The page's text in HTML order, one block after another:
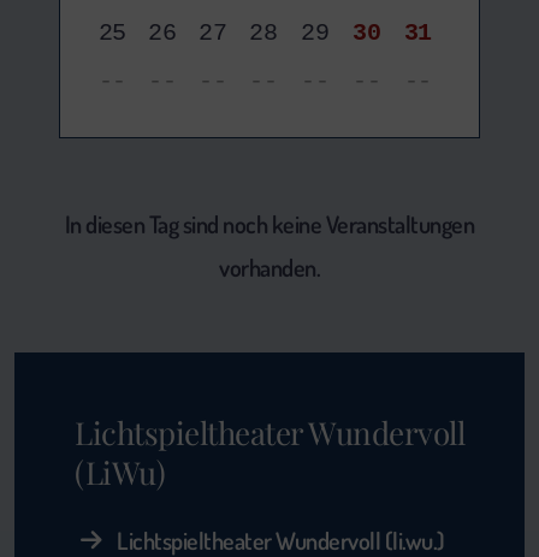
25
26 27 28 29 30
31
--
-- -- -- -- -- --
In diesen Tag sind noch keine Veranstaltungen
vorhanden.
Lichtspieltheater Wundervoll
(LiWu)
Lichtspieltheater Wundervoll (li.wu.)